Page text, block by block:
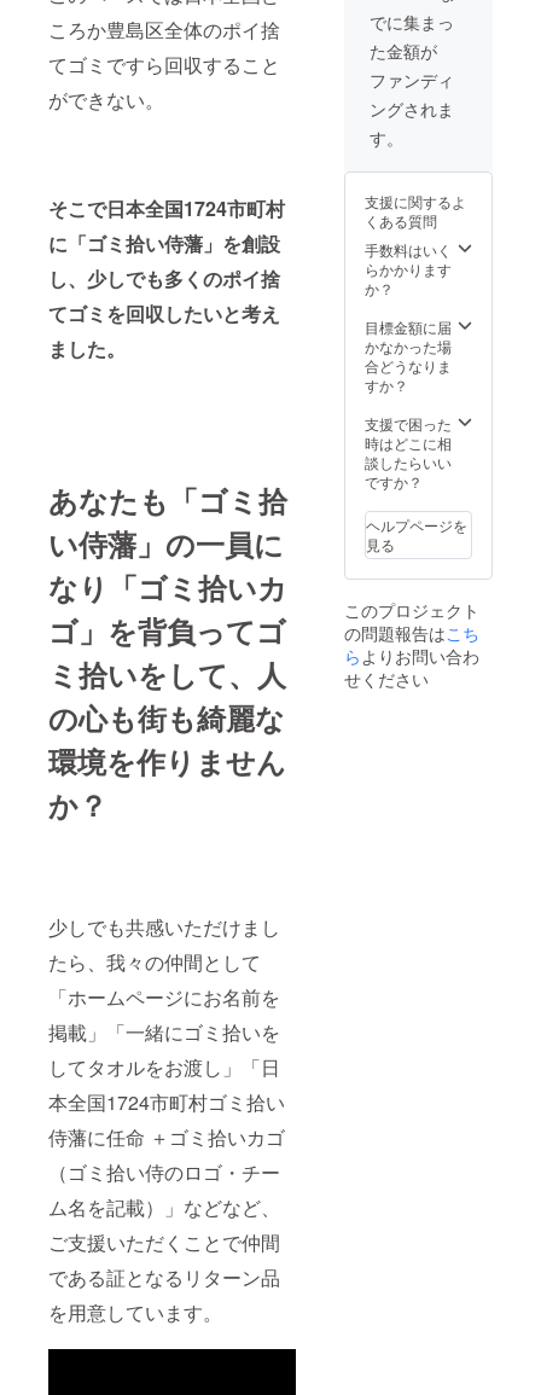
ころか豊島区全体のポイ捨
てゴミですら回収すること
ができない。
そこで日本全国1724市町村
に「ゴミ拾い侍藩」を創設
し、少しでも多くのポイ捨
てゴミを回収したいと考え
ました。
あなたも「ゴミ拾
い侍藩」の一員に
なり「ゴミ拾いカ
ゴ」を背負ってゴ
ミ拾いをして、人
の心も街も綺麗な
環境を作りません
か？
少しでも共感いただけまし
たら、我々の仲間として
「ホームページにお名前を
掲載」「一緒にゴミ拾いを
してタオルをお渡し」「日
本全国1724市町村ゴミ拾い
侍藩に任命 ＋ゴミ拾いカゴ
（ゴミ拾い侍のロゴ・チー
ム名を記載）」などなど、
ご支援いただくことで仲間
である証となるリターン品
を用意しています。
で動画
プ後、
2024年
から
まで。
ミ拾い
侍
TikTok
アカウ
ントで
の公開
企業名
を備考
欄にご
記入く
ださ
い。 ※
TikTok
で動画
をアッ
5月1日
から
2025年
5月1日
村がい
らした
場合
は、先
行順と
なり、
郊の市
ゴミ拾
い侍藩
をお願
いする
をお送
りさせ
ていた
ちらご
了承の
上リ
ターン
お願い
いたし
ます。
トング
いたし
ませ
ん。 サ
イズ:高
さ約
日程は
別途お
打合せ
させて
いただ
きま
らの交
名分）
は別
途、支
援者さ
なりま
す。
※2024
年以内
にご依
頼くだ
さい
でに集まっ
た金額が
ファンディ
ングされま
す。
支援に関するよ
くある質問
手数料はいく
らかかります
か？
目標金額に届
かなかった場
合どうなりま
すか？
支援で困った
時はどこに相
談したらいい
ですか？
ヘルプページを
見る
このプロジェクト
の問題報告はこち
らよりお問い合わ
せください